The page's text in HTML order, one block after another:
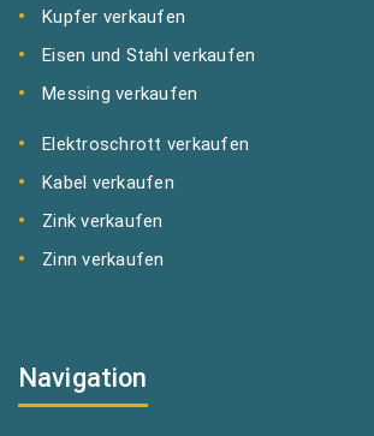
Kupfer verkaufen
Eisen und Stahl verkaufen
Messing verkaufen
Elektroschrott verkaufen
Kabel verkaufen
Zink verkaufen
Zinn verkaufen
Navigation